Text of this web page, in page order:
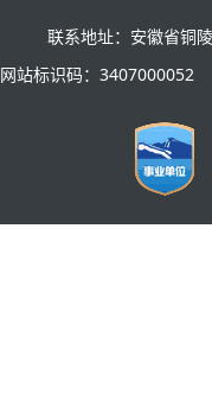
联系地址：安徽省铜
网站标识码：3407000052